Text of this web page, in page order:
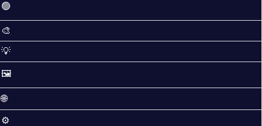
🟢
🎨
💡
🖼️
🌐
⚙️